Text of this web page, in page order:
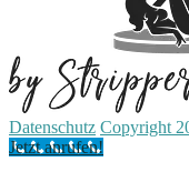
Datenschutz Copyright
Jetzt anrufen!